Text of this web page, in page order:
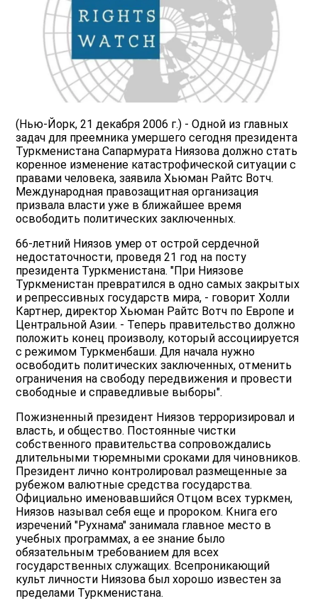
(Нью-Йорк, 21 декабря 2006 г.) - Одной из главных
задач для преемника умершего сегодня президента
Туркменистана Сапармурата Ниязова должно стать
коренное изменение катастрофической ситуации с
правами человека, заявила Хьюман Райтс Вотч.
Международная правозащитная организация
призвала власти уже в ближайшее время
освободить политических заключенных.
66-летний Ниязов умер от острой сердечной
недостаточности, проведя 21 год на посту
президента Туркменистана. "При Ниязове
Туркменистан превратился в одно самых закрытых
и репрессивных государств мира, - говорит Холли
Картнер, директор Хьюман Райтс Вотч по Европе и
Центральной Азии. - Теперь правительство должно
положить конец произволу, который ассоциируется
с режимом Туркменбаши. Для начала нужно
освободить политических заключенных, отменить
ограничения на свободу передвижения и провести
свободные и справедливые выборы".
Пожизненный президент Ниязов терроризировал и
власть, и общество. Постоянные чистки
собственного правительства сопровождались
длительными тюремными сроками для чиновников.
Президент лично контролировал размещенные за
рубежом валютные средства государства.
Официально именовавшийся Отцом всех туркмен,
Ниязов называл себя еще и пророком. Книга его
изречений "Рухнама" занимала главное место в
учебных программах, а ее знание было
обязательным требованием для всех
государственных служащих. Всепроникающий
культ личности Ниязова был хорошо известен за
пределами Туркменистана.